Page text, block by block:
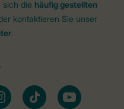
sich die häufig gestellten
kontaktieren Sie unser
.
tiktok youtube